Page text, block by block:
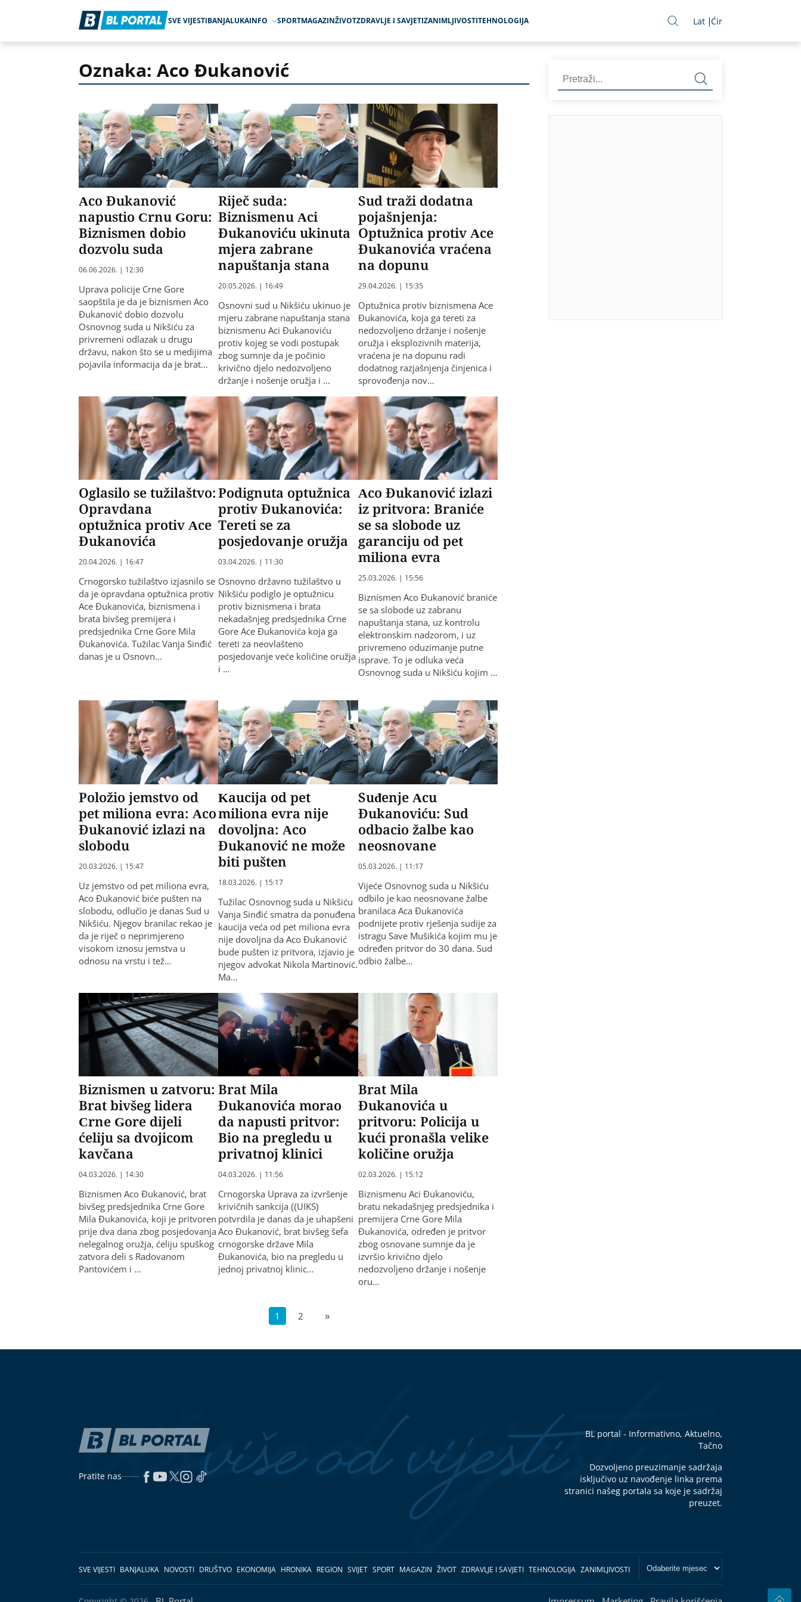
SVE VIJESTIBANJALUKAINFO SPORTMAGAZINŽIVOTZDRAVLJE I SAVJETIZANIMLJIVOSTITEHNOLOGIJA Lat Ćir
Oznaka: Aco Đukanović
Aco Đukanović
napustio Crnu Goru:
Biznismen dobio
dozvolu suda
06.06.2026. | 12:30
Uprava policije Crne Gore
saopštila je da je biznismen Aco
Đukanović dobio dozvolu
Osnovnog suda u Nikšiću za
privremeni odlazak u drugu
državu, nakon što se u medijima
pojavila informacija da je brat…
Riječ suda:
Biznismenu Aci
Đukanoviću ukinuta
mjera zabrane
napuštanja stana
20.05.2026. | 16:49
Osnovni sud u Nikšiću ukinuo je
mjeru zabrane napuštanja stana
biznismenu Aci Đukanoviću
protiv kojeg se vodi postupak
zbog sumnje da je počinio
krivično djelo nedozvoljeno
držanje i nošenje oružja i …
Sud traži dodatna
pojašnjenja:
Optužnica protiv Ace
Đukanovića vraćena
na dopunu
29.04.2026. | 15:35
Optužnica protiv biznismena Ace
Đukanovića, koja ga tereti za
nedozvoljeno držanje i nošenje
oružja i eksplozivnih materija,
vraćena je na dopunu radi
dodatnog razjašnjenja činjenica i
sprovođenja nov…
Oglasilo se tužilaštvo:
Opravdana
optužnica protiv Ace
Đukanovića
20.04.2026. | 16:47
Crnogorsko tužilaštvo izjasnilo se
da je opravdana optužnica protiv
Ace Đukanovića, biznismena i
brata bivšeg premijera i
predsjednika Crne Gore Mila
Đukanovića. Tužilac Vanja Sinđić
danas je u Osnovn…
Podignuta optužnica
protiv Đukanovića:
Tereti se za
posjedovanje oružja
03.04.2026. | 11:30
Osnovno državno tužilaštvo u
Nikšiću podiglo je optužnicu
protiv biznismena i brata
nekadašnjeg predsjednika Crne
Gore Ace Đukanovića koja ga
tereti za neovlašteno
posjedovanje veće količine oružja
i …
Aco Đukanović izlazi
iz pritvora: Braniće
se sa slobode uz
garanciju od pet
miliona evra
25.03.2026. | 15:56
Biznismen Aco Đukanović braniće
se sa slobode uz zabranu
napuštanja stana, uz kontrolu
elektronskim nadzorom, i uz
privremeno oduzimanje putne
isprave. To je odluka veća
Osnovnog suda u Nikšiću kojim …
Položio jemstvo od
pet miliona evra: Aco
Đukanović izlazi na
slobodu
20.03.2026. | 15:47
Uz jemstvo od pet miliona evra,
Aco Đukanović biće pušten na
slobodu, odlučio je danas Sud u
Nikšiću. Njegov branilac rekao je
da je riječ o neprimjereno
visokom iznosu jemstva u
odnosu na vrstu i tež…
Kaucija od pet
miliona evra nije
dovoljna: Aco
Đukanović ne može
biti pušten
18.03.2026. | 15:17
Tužilac Osnovnog suda u Nikšiću
Vanja Sinđić smatra da ponuđena
kaucija veća od pet miliona evra
nije dovoljna da Aco Đukanović
bude pušten iz pritvora, izjavio je
njegov advokat Nikola Martinović.
Ma…
Suđenje Acu
Đukanoviću: Sud
odbacio žalbe kao
neosnovane
05.03.2026. | 11:17
Vijeće Osnovnog suda u Nikšiću
odbilo je kao neosnovane žalbe
branilaca Aca Đukanovića
podnijete protiv rješenja sudije za
istragu Save Mušikića kojim mu je
određen pritvor do 30 dana. Sud
odbio žalbe…
Biznismen u zatvoru:
Brat bivšeg lidera
Crne Gore dijeli
ćeliju sa dvojicom
kavčana
04.03.2026. | 14:30
Biznismen Aco Đukanović, brat
bivšeg predsjednika Crne Gore
Mila Đukanovića, koji je pritvoren
prije dva dana zbog posjedovanja
nelegalnog oružja, ćeliju spuškog
zatvora deli s Radovanom
Pantovićem i …
Brat Mila
Đukanovića morao
da napusti pritvor:
Bio na pregledu u
privatnoj klinici
04.03.2026. | 11:56
Crnogorska Uprava za izvršenje
krivičnih sankcija ((UIKS)
potvrdila je danas da je uhapšeni
Aco Đukanović, brat bivšeg šefa
crnogorske države Mila
Đukanovića, bio na pregledu u
jednoj privatnoj klinic…
Brat Mila
Đukanovića u
pritvoru: Policija u
kući pronašla velike
količine oružja
02.03.2026. | 15:12
Biznismenu Aci Đukanoviću,
bratu nekadašnjeg predsjednika i
premijera Crne Gore Mila
Đukanovića, određen je pritvor
zbog osnovane sumnje da je
izvršio krivično djelo
nedozvoljeno držanje i nošenje
oru…
1 2 »
Pratite nas
BL portal - Informativno, Aktuelno,
Tačno
Dozvoljeno preuzimanje sadržaja
isključivo uz navođenje linka prema
stranici našeg portala sa koje je sadržaj
preuzet.
SVE VIJESTI BANJALUKA NOVOSTI DRUŠTVO EKONOMIJA HRONIKA REGION SVIJET SPORT MAGAZIN ŽIVOT ZDRAVLJE I SAVJETI TEHNOLOGIJA ZANIMLJIVOSTI